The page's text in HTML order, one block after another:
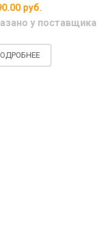
руб.
у поставщика